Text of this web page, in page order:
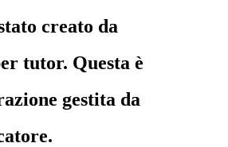
creato da
tutor. Questa è
gestita da